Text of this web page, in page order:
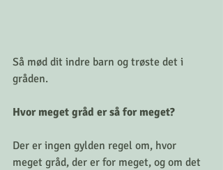
Så mød dit indre barn og trøste det i
gråden.
Hvor meget gråd er så for meget?
Der er ingen gylden regel om, hvor
meget gråd, der er for meget, og om det